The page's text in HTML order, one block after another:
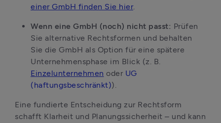
einer GmbH finden Sie hier.
Wenn eine GmbH (noch) nicht passt: Prüfen
Sie alternative Rechtsformen und behalten
Sie die GmbH als Option für eine spätere
Einzelunternehmen oder UG
(haftungsbeschränkt)).
Eine fundierte Entscheidung zur Rechtsform
schafft Klarheit und Planungssicherheit – und kann